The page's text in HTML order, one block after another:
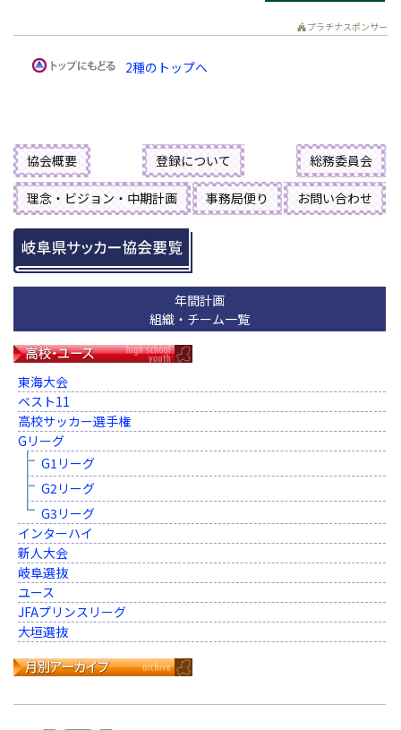
プラチナスポンサー
2種のトップへ
協会概要 登録について 総務委員会
理念・ビジョン・中期計画 事務局便り お問い合わせ
年間計画
組織・チーム一覧
東海大会
ベスト11
高校サッカー選手権
Gリーグ
G1リーグ
G2リーグ
G3リーグ
インターハイ
新人大会
岐阜選抜
ユース
JFAプリンスリーグ
大垣選抜